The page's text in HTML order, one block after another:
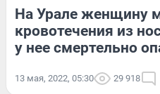
На Урале женщину
кровотечения из
у нее смертельно
13 мая, 2022, 05:30 29 918